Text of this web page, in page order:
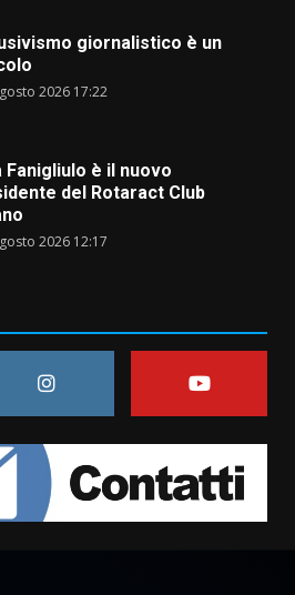
Fanigliulo è il nuovo
del Rotaract Club
2026 12:17
Internazionale Fajano
a Savelletri
D, l’Us Fasano è escluso
2026 17:30
in azione nelle
fasanesi
2026 11:03